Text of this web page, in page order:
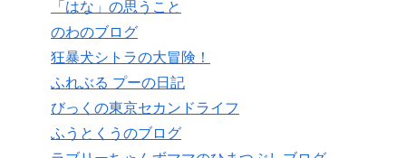
「はな」の思うこと
のわのブログ
狂暴犬シトラの大冒険！
ふれぶる プーの日記
びっくの東京セカンドライフ
ふうとくうのブログ